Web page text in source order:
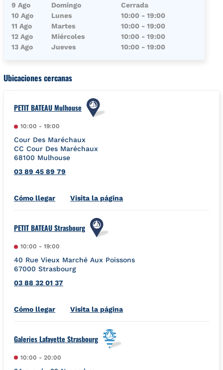
9 Ago
Domingo
Cerrada
10 Ago
Lunes 10:00 - 19:00
11 Ago
Martes 10:00 - 19:00
12 Ago
Miércoles 10:00 - 19:00
13 Ago
Jueves 10:00 - 19:00
Ubicaciones cercanas
PETIT BATEAU Mulhouse
10:00 - 19:00
Cour Des Maréchaux
CC Cour Des Maréchaux
68100 Mulhouse
03 89 45 89 79
Cómo llegarLink Opens in New Tab
Visita la página
PETIT BATEAU Strasbourg
10:00 - 19:00
40 Rue Vieux Marché Aux Poissons
67000 Strasbourg
03 88 32 01 37
Cómo llegarLink Opens in New Tab
Visita la página
Galeries Lafayette Strasbourg
10:00 - 20:00